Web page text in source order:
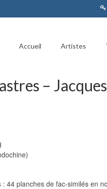
Accueil Artistes
– Jacques
44 planches de fac-similés en